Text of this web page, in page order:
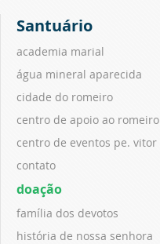
Santuário
academia marial
água mineral aparecida
cidade do romeiro
centro de apoio ao romeiro
centro de eventos pe. vitor
contato
doação
família dos devotos
história de nossa senhora